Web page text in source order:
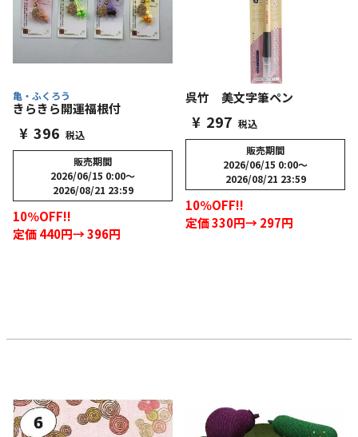
亀・ふくろう
きらきら開運福根付
¥ 396 税込
販売期間
2026/06/15 0:00〜
2026/08/21 23:59
10％OFF!!
定価 440円→ 396円
呉竹 美文字筆ペン
¥ 297 税込
販売期間
2026/06/15 0:00〜
2026/08/21 23:59
10％OFF!!
定価 330円→ 297円